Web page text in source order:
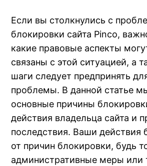
Если вы столкнулись с
блокировки сайта Pinco,
какие правовые аспекты
связаны с этой ситуацией, а
шаги следует предпринять
проблемы. В данной статье
основные причины
действия владельца сайта и
последствия. Ваши действия
от причин блокировки, будь
административные меры или